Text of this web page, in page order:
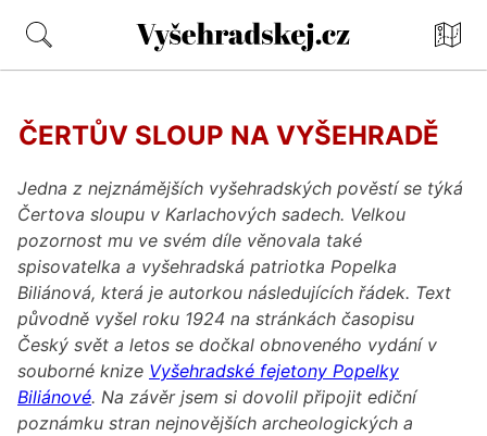
Vyšehradskej.cz
Mapa
ČERTŮV SLOUP NA VYŠEHRADĚ
Jedna z nejznámějších vyšehradských pověstí se týká
Čertova sloupu v Karlachových sadech. Velkou
pozornost mu ve svém díle věnovala také
spisovatelka a vyšehradská patriotka Popelka
Biliánová, která je autorkou následujících řádek. Text
původně vyšel roku 1924 na stránkách časopisu
Český svět a letos se dočkal obnoveného vydání v
souborné knize Vyšehradské fejetony Popelky
Biliánové. Na závěr jsem si dovolil připojit ediční
poznámku stran nejnovějších archeologických a